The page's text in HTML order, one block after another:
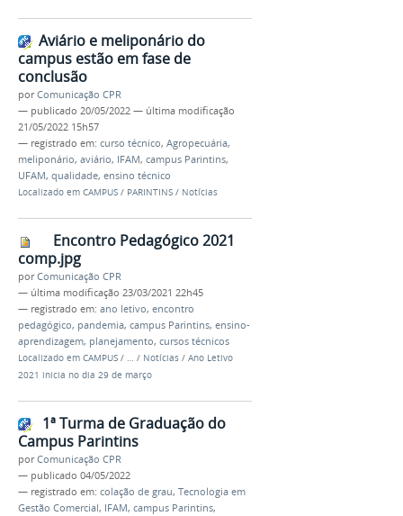
Aviário e meliponário do
campus estão em fase de
conclusão
porComunicação CPR
— publicado 20/05/2022 — última modificação
21/05/2022 15h57
— registrado em: curso técnico, Agropecuária,
meliponário, aviário, IFAM, campus Parintins,
UFAM, qualidade, ensino técnico
Localizado em CAMPUS / PARINTINS / Notícias
Encontro Pedagógico 2021
comp.jpg
porComunicação CPR
— última modificação 23/03/2021 22h45
— registrado em: ano letivo, encontro
pedagógico, pandemia, campus Parintins, ensino-
aprendizagem, planejamento, cursos técnicos
Localizado em CAMPUS / … / Notícias / Ano Letivo
2021 inicia no dia 29 de março
1ª Turma de Graduação do
Campus Parintins
porComunicação CPR
— publicado 04/05/2022
— registrado em: colação de grau, Tecnologia em
Gestão Comercial, IFAM, campus Parintins,